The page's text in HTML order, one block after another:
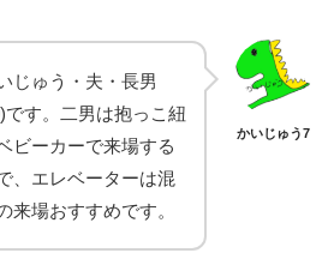
かいじゅう7
じゅう・夫・長男
す。二男は抱っこ紐
ビーカーで来場する
、エレベーターは混
来場おすすめです。